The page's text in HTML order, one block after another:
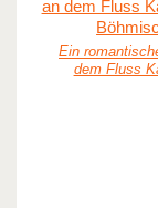
Ein
dem Fluss